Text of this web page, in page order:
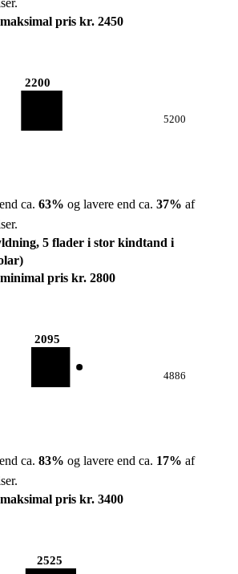
pris kr. 2450
2200
5200
ca. 63% og lavere end ca. 37% af
5 flader i stor kindtand i
pris kr. 2800
2095
4886
ca. 83% og lavere end ca. 17% af
pris kr. 3400
2525